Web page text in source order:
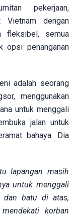
pekerjaan,
Vietnam dengan
fleksibel, semua
opsi penanganan
adalah seorang
menggunakan
untuk menggali
jalan untuk
bahaya. Dia
lapangan masih
untuk menggali
dan batu di atas,
korban